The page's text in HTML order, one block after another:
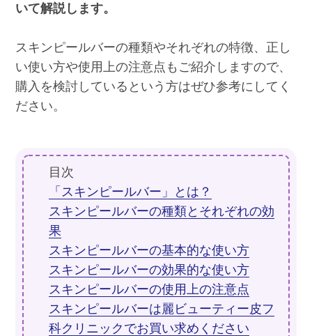
いて解説します。
スキンピールバーの種類やそれぞれの特徴、正し
い使い方や使用上の注意点もご紹介しますので、
購入を検討しているという方はぜひ参考にしてく
ださい。
目次
「スキンピールバー」とは？
スキンピールバーの種類とそれぞれの効
果
スキンピールバーの基本的な使い方
スキンピールバーの効果的な使い方
スキンピールバーの使用上の注意点
スキンピールバーは麗ビューティー皮フ
科クリニックでお買い求めください